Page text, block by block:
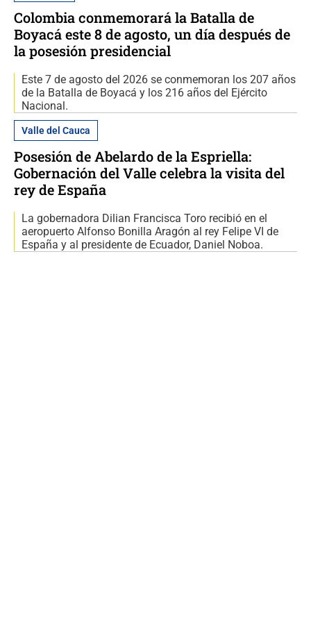
Colombia conmemorará la Batalla de
Boyacá este 8 de agosto, un día después de
la posesión presidencial
Este 7 de agosto del 2026 se conmemoran los 207 años
de la Batalla de Boyacá y los 216 años del Ejército
Nacional.
Valle del Cauca
Posesión de Abelardo de la Espriella:
Gobernación del Valle celebra la visita del
rey de España
La gobernadora Dilian Francisca Toro recibió en el
aeropuerto Alfonso Bonilla Aragón al rey Felipe VI de
España y al presidente de Ecuador, Daniel Noboa.